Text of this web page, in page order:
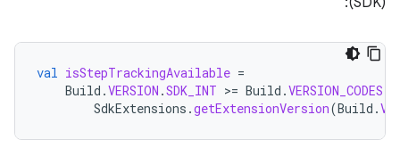
val isStepTrackingAvailable =
Build .VERSION .SDK_INT >= Build .VERSION_CODES
SdkExtensions .getExtensionVersion(Build .